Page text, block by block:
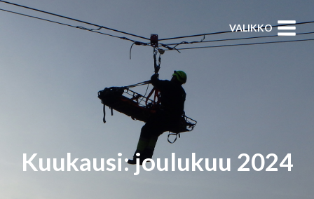
Siirry
VALIKKO
Kuukausi: joulukuu 2024